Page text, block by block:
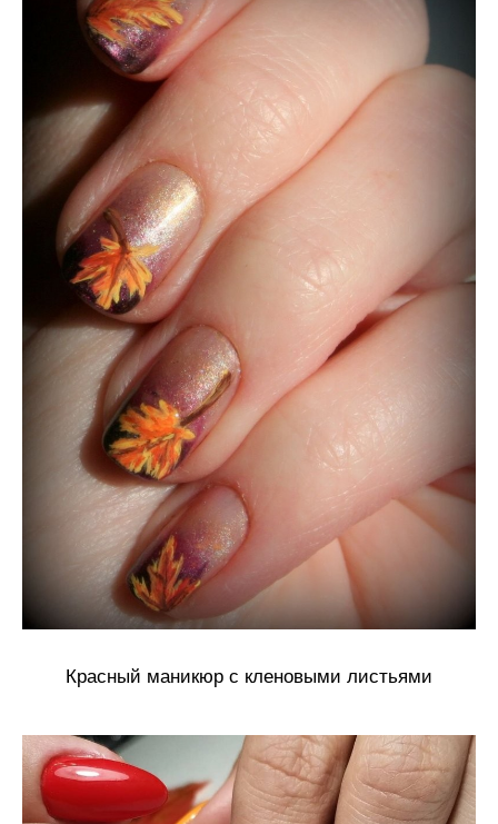
Красный маникюр с кленовыми листьями